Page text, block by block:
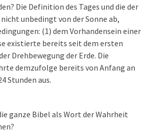
Die Definition des Tages und die der
unbedingt von der Sonne ab,
(1) dem Vorhandensein einer
existierte bereits seit dem ersten
Drehbewegung der Erde. Die
demzufolge bereits von Anfang an
Stunden aus.
ganze Bibel als Wort der Wahrheit